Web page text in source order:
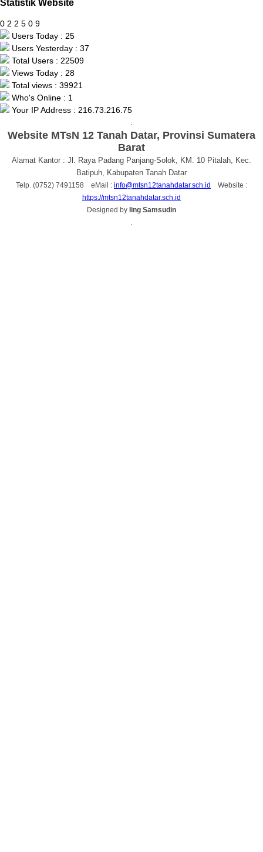
0 2 2 5 0 9
Users Today : 25
Users Yesterday : 37
Total Users : 22509
Views Today : 28
Total views : 39921
Who's Online : 1
Your IP Address : 216.73.216.75
Website MTsN 12 Tanah Datar, Provinsi Sumatera
Barat
Alamat Kantor : Jl. Raya Padang Panjang-Solok, KM. 10 Pitalah, Kec.
Batipuh, Kabupaten Tanah Datar
Telp. (0752) 7491158 eMail : info@mtsn12tanahdatar.sch.id
Website :
https://mtsn12tanahdatar.sch.id
Designed by Iing Samsudin